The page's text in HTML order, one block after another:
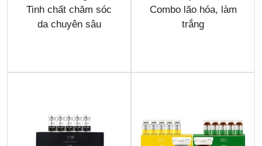
Tinh chất chăm sóc
da chuyên sâu
Combo lão hóa, làm
trắng